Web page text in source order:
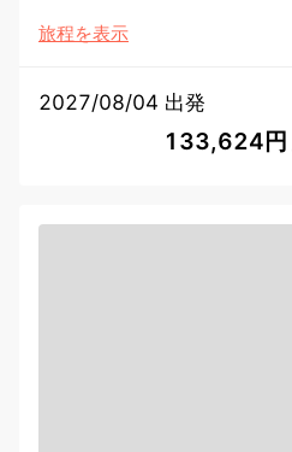
旅程を表示
2027/08/04 出発
133,624円